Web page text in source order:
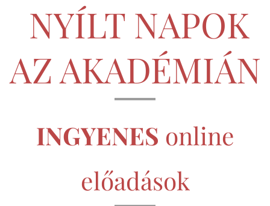
NYÍLT NAPOK
AZ AKADÉMIÁN
INGYENES online
előadások